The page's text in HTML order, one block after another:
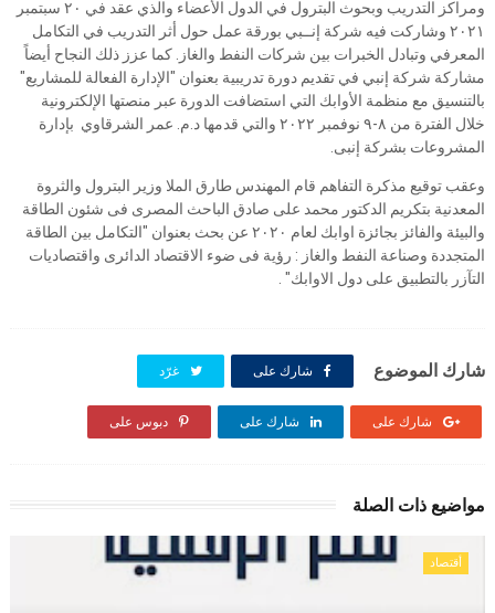
ومراكز التدريب وبحوث البترول في الدول الأعضاء والذي عقد في ٢٠ سبتمبر
٢٠٢١ وشاركت فيه شركة إنــبي بورقة عمل حول أثر التدريب في التكامل
المعرفي وتبادل الخبرات بين شركات النفط والغاز. كما عزز ذلك النجاح أيضاً
مشاركة شركة إنبي في تقديم دورة تدريبية بعنوان "الإدارة الفعالة للمشاريع"
بالتنسيق مع منظمة الأوابك التي استضافت الدورة عبر منصتها الإلكترونية
خلال الفترة من ٨-٩ نوفمبر ٢٠٢٢ والتي قدمها د.م. عمر الشرقاوي بإدارة
المشروعات بشركة إنبى.
وعقب توقيع مذكرة التفاهم قام المهندس طارق الملا وزير البترول والثروة
المعدنية بتكريم الدكتور محمد على صادق الباحث المصرى فى شئون الطاقة
والبيئة والفائز بجائزة اوابك لعام ٢٠٢٠ عن بحث بعنوان "التكامل بين الطاقة
المتجددة وصناعة النفط والغاز : رؤية فى ضوء الاقتصاد الدائرى واقتصاديات
التآزر بالتطبيق على دول الاوابك" .
شارك الموضوع شارك على غرّد
شارك على شارك على دبوس على
مواضيع ذات الصلة
أقتصاد